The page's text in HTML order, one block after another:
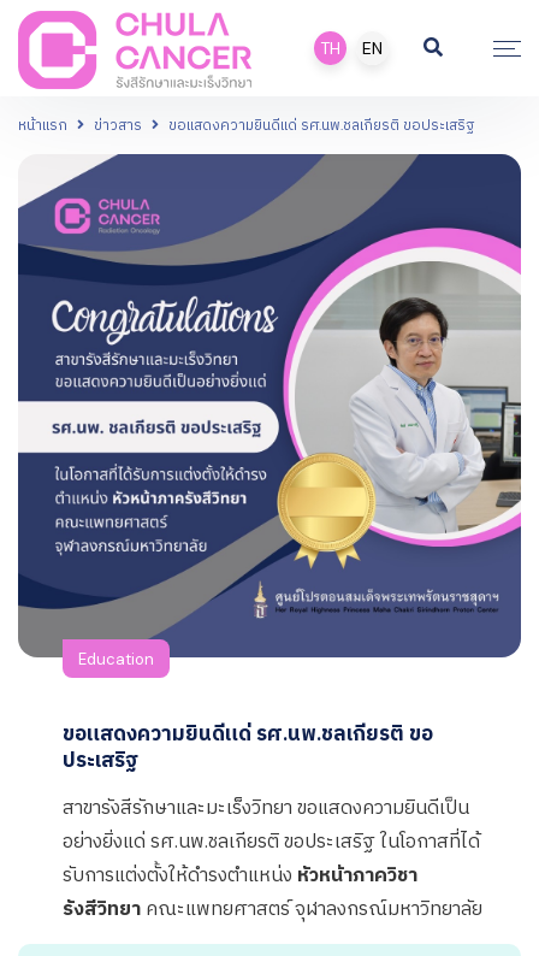
TH EN
หน้าแรก ข่าวสาร ขอแสดงความยินดีแด่ รศ.นพ.ชลเกียรติ ขอประเสริฐ
Education
ขอแสดงความยินดีแด่ รศ.นพ.ชลเกียรติ ขอ
ประเสริฐ
สาขารังสีรักษาและมะเร็งวิทยา ขอแสดงความยินดีเป็น
อย่างยิ่งแด่ รศ.นพ.ชลเกียรติ ขอประเสริฐ ในโอกาสที่ได้
รับการแต่งตั้งให้ดำรงตำแหน่ง หัวหน้าภาควิชา
รังสีวิทยา คณะแพทยศาสตร์ จุฬาลงกรณ์มหาวิทยาลัย